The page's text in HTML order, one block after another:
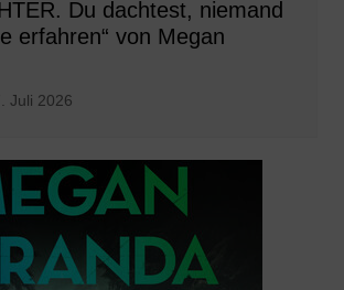
Du dachtest, niemand
erfahren“ von Megan
Juli 2026